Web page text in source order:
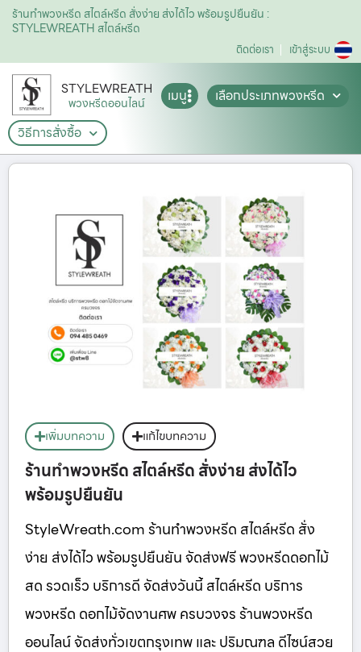
ร้านทำพวงหรีด สไตล์หรีด สั่งง่าย ส่งได้ไว พร้อมรูปยืนยัน :
STYLEWREATH สไตล์หรีด
ติดต่อเรา เข้าสู่ระบบ
STYLEWREATH
พวงหรีดออนไลน์ เมนู
เลือกประเภทพวงหรีด
วิธีการสั่งซื้อ
เพิ่มบทความ แก้ไขบทความ
ร้านทำพวงหรีด สไตล์หรีด สั่งง่าย ส่งได้ไว
พร้อมรูปยืนยัน
StyleWreath.com ร้านทำพวงหรีด สไตล์หรีด สั่ง
ง่าย ส่งได้ไว พร้อมรูปยืนยัน จัดส่งฟรี พวงหรีดดอกไม้
สด รวดเร็ว บริการดี จัดส่งวันนี้ สไตล์หรีด บริการ
พวงหรีด ดอกไม้จัดงานศพ ครบวงจร ร้านพวงหรีด
ออนไลน์ จัดส่งทั่วเขตกรุงเทพ และ ปริมณฑล ดีไซน์สวย